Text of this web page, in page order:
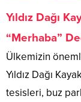
Yıldız Dağı
“Merhaba”
Ülkemizin
Yıldız Dağı
tesisleri, buz